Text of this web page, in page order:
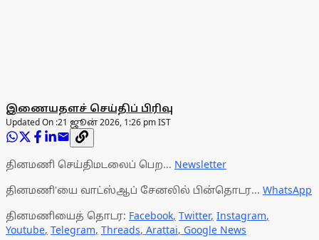
இணையதளச் செய்திப் பிரிவு
Updated On :21 ஜூன் 2026, 1:26 pm IST
தினமணி செய்திமடலைப் பெற... Newsletter
தினமணி'யை வாட்ஸ்ஆப் சேனலில் பின்தொடர... WhatsApp
தினமணியைத் தொடர: Facebook, Twitter, Instagram,
Youtube, Telegram, Threads, Arattai, Google News